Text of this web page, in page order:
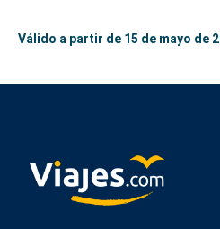
Válido a partir de 15 de mayo de